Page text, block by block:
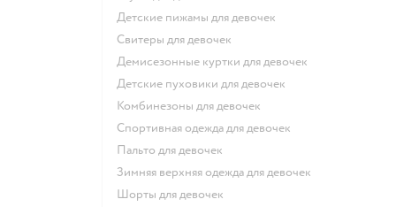
Детские пижамы для девочек
Свитеры для девочек
Демисезонные куртки для девочек
Детские пуховики для девочек
Комбинезоны для девочек
Спортивная одежда для девочек
Пальто для девочек
Зимняя верхняя одежда для девочек
Шорты для девочек